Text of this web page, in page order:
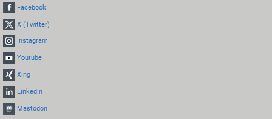
Facebook
X (Twitter)
Instagram
Youtube
Xing
LinkedIn
Mastodon